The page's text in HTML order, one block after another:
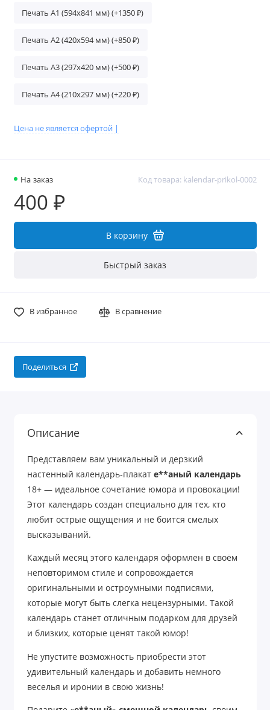
На заказ Код товара: kalendar-prikol-0002
400 ₽
В корзину
Быстрый заказ
В избранное В сравнение
Печать А1 (594х841 мм) (+1350 ₽)
Печать A2 (420х594 мм) (+850 ₽)
Печать A3 (297х420 мм) (+500 ₽)
Печать A4 (210х297 мм) (+220 ₽)
Цена не является офертой |
Поделиться
Описание
Представляем вам уникальный и дерзкий
настенный календарь-плакат е**аный календарь
18+ — идеальное сочетание юмора и провокации!
Этот календарь создан специально для тех, кто
любит острые ощущения и не боится смелых
высказываний.
Каждый месяц этого календаря оформлен в своём
неповторимом стиле и сопровождается
оригинальными и остроумными подписями,
которые могут быть слегка нецензурными. Такой
календарь станет отличным подарком для друзей
и близких, которые ценят такой юмор!
Не упустите возможность приобрести этот
удивительный календарь и добавить немного
веселья и иронии в свою жизнь!